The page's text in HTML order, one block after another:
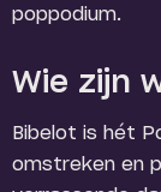
poppodium.
Wie zijn
Bibelot is hét
omstreken en